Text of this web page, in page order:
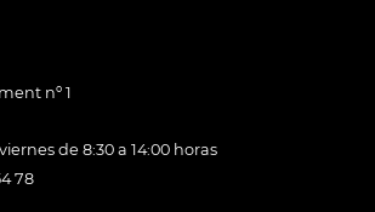
nº 1
de 8:30 a 14:00 horas
78